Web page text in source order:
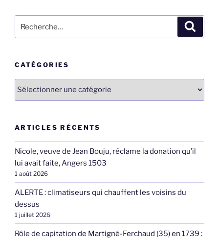
pour
CATÉGORIES
Catégories
ARTICLES RÉCENTS
Nicole, veuve de Jean Bouju, réclame la donation qu’il
lui avait faite, Angers 1503
1 août 2026
ALERTE : climatiseurs qui chauffent les voisins du
dessus
1 juillet 2026
Rôle de capitation de Martigné-Ferchaud (35) en 1739 :